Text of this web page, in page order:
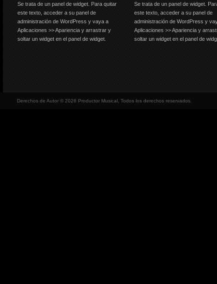
Se trata de un panel de widget. Para quitar
este texto, acceder a su panel de
administración de WordPress y vaya a
Aplicaciones >> Apariencia y arrastrar y
soltar un widget en el panel de widget.
Se trata de un panel de widget.
este texto, acceder a su panel de
administración de WordPress y
Aplicaciones >> Apariencia y
soltar un widget en el panel de
Derechos de Autor © 2026 Productor Musical, Todos los derechos reservados.